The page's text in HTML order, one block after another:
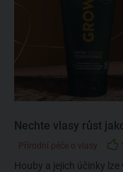
Nechte vlasy růst
Přírodní péče o vlasy
Houby a jejich účinky